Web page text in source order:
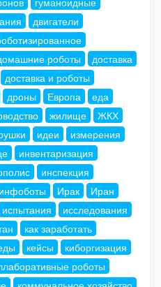
двигатели
роботы
доставка
доставка и роботы
дроны Европа
еда
жилище
ЖКХ
идеи
измерения
инвентаризация
инспекция
инфоботы Ирак
Иран
испытания
исследования
как заработать
кейсы
киборгизация
роботы